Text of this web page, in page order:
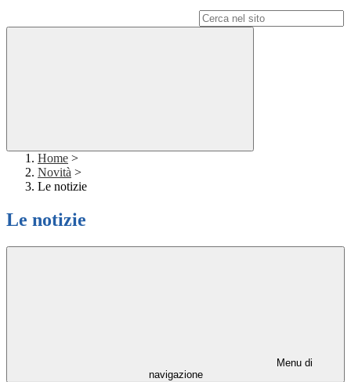
Home >
Novità >
Le notizie
Le notizie
Menu di
navigazione